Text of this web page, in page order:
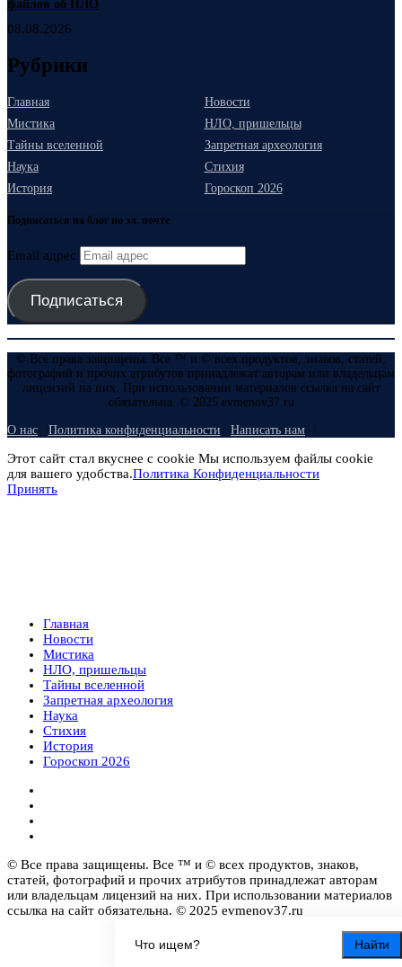
Найти
файлов об НЛО
08.08.2026
Рубрики
Главная
Новости
Мистика
НЛО, пришельцы
Тайны вселенной
Запретная археология
Наука
Стихия
История
Гороскоп 2026
Подписаться на блог по эл. почте
Email адрес
Подписаться
© Все права защищены. Все ™ и © всех продуктов, знаков, статей,
фотографий и прочих атрибутов принадлежат авторам или владельцам
лицензий на них. При использовании материалов ссылка на сайт
обязательна. © 2025 evmenov37.ru
О нас Политика конфиденциальности Написать нам
Этот сайт стал вкуснее с cookie Мы используем файлы cookie
для вашего удобства.Политика Конфиденциальности
Принять
Главная
Новости
Мистика
НЛО, пришельцы
Тайны вселенной
Запретная археология
Наука
Стихия
История
Гороскоп 2026
© Все права защищены. Все ™ и © всех продуктов, знаков,
статей, фотографий и прочих атрибутов принадлежат авторам
или владельцам лицензий на них. При использовании материалов
ссылка на сайт обязательна. © 2025 evmenov37.ru